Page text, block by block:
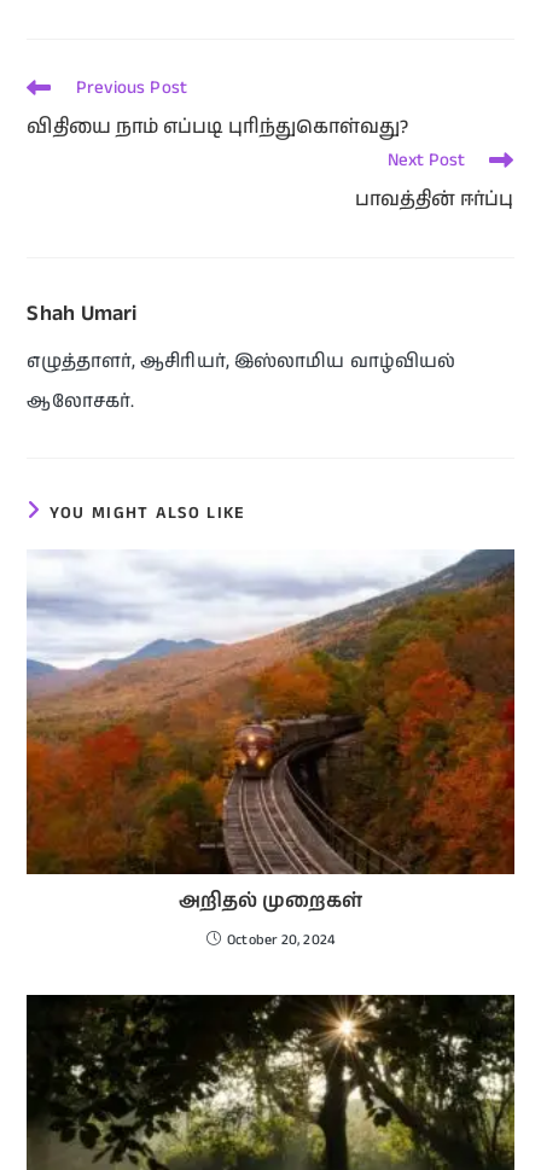
Previous Post
விதியை நாம் எப்படி புரிந்துகொள்வது?
Next Post
பாவத்தின் ஈர்ப்பு
Shah Umari
எழுத்தாளர், ஆசிரியர், இஸ்லாமிய வாழ்வியல்
ஆலோசகர்.
YOU MIGHT ALSO LIKE
அறிதல் முறைகள்
October 20, 2024